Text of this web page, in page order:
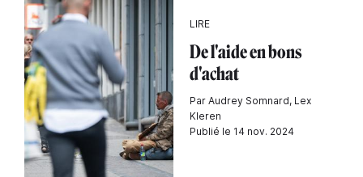
LIRE
De l'aide en bons
d'achat
Par Audrey Somnard, Lex
Kleren
Publié le 14 nov. 2024